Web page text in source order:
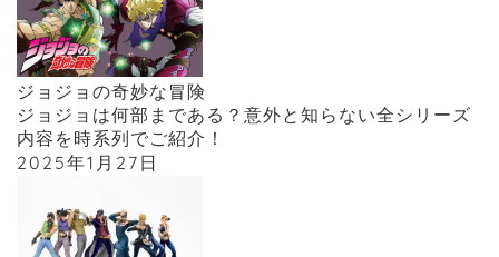
ジョジョの奇妙な冒険
ジョジョは何部まである？意外と知らない全シリーズ
内容を時系列でご紹介！
2025年1月27日